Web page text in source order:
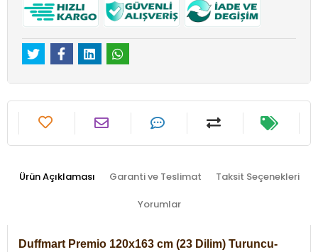
Ürün Açıklaması Garanti ve Teslimat Taksit Seçenekleri
Yorumlar
Duffmart Premio 120x163 cm (23 Dilim) Turuncu-